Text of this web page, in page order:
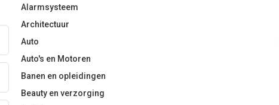
Alarmsysteem
Architectuur
Auto
Auto's en Motoren
Banen en opleidingen
Beauty en verzorging